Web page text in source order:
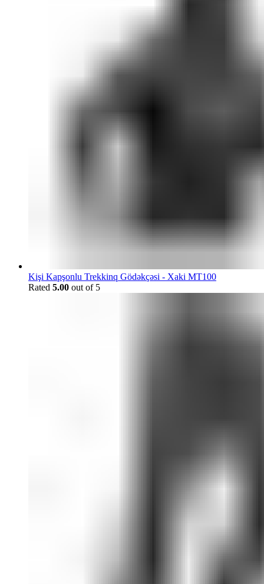
Kişi Kapşonlu Trekkinq Gödəkçəsi - Xaki MT100
Rated 5.00 out of 5